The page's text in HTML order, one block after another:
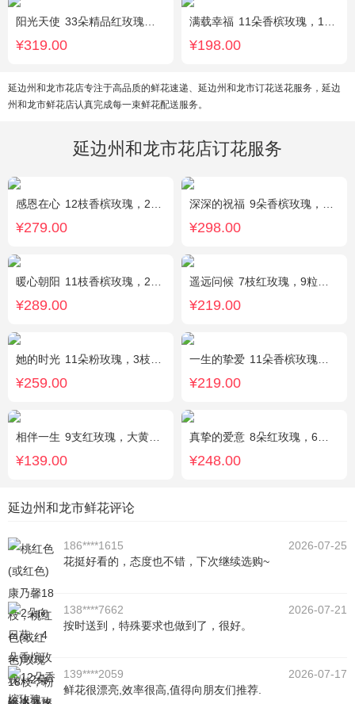
阳光天使 33朵精品红玫瑰，外围搭配适量红色、粉色、白色石竹梅。
¥319.00
满载幸福 11朵香槟玫瑰，1支白色多头香水百合，搭配桔梗、黄莺。
¥198.00
延边州和龙市花店专注于高品质的鲜花速递、延边州和龙市订花送花服务，延边
州和龙市鲜花店认真完成每一束鲜花配送服务。
延边州和龙市花店订花服务
感恩在心 12枝香槟玫瑰，2枝向日葵，搭配白色满天星、尤加利叶
¥279.00
深深的祝福 9朵香槟玫瑰，3支向日葵、香槟色桔梗、洋甘菊、尤加利
¥298.00
暖心朝阳 11枝香槟玫瑰，2枝向日葵，多头黄玫瑰（或类似配材替换）、桔梗搭配
¥289.00
遥远问候 7枝红玫瑰，9粒巧克力，2只可爱小熊，满天星、绿叶周围点缀；巧克力选择高端品牌（德芙、金莎、费列罗等），具体以当地市场为准，小熊以实物为准。
¥219.00
她的时光 11朵粉玫瑰，3枝白色多头百合，白色洋桔梗
¥259.00
一生的挚爱 11朵香槟玫瑰，搭配适量叶上黄金，随机赠送一个小熊。
¥219.00
相伴一生 9支红玫瑰，大黄莺.满天星搭配。
¥139.00
真挚的爱意 8朵红玫瑰，6朵香槟玫瑰，5朵粉玫瑰，叶上黄金点缀。
¥248.00
延边州和龙市鲜花评论
186****1615
2026-07-25
花挺好看的，态度也不错，下次继续选购~
138****7662
2026-07-21
按时送到，特殊要求也做到了，很好。
139****2059
2026-07-17
鲜花很漂亮,效率很高,值得向朋友们推荐.